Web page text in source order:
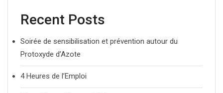
Recent Posts
Soirée de sensibilisation et prévention autour du
Protoxyde d’Azote
4 Heures de l’Emploi